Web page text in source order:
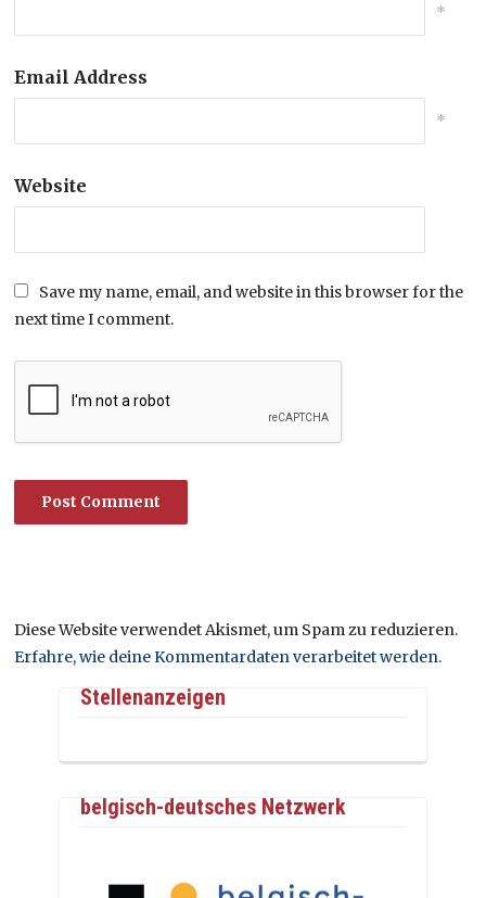
*
Email Address
*
Website
Save my name, email, and website in this browser for the
next time I comment.
Diese Website verwendet Akismet, um Spam zu reduzieren.
Erfahre, wie deine Kommentardaten verarbeitet werden.
Stellenanzeigen
belgisch-deutsches Netzwerk